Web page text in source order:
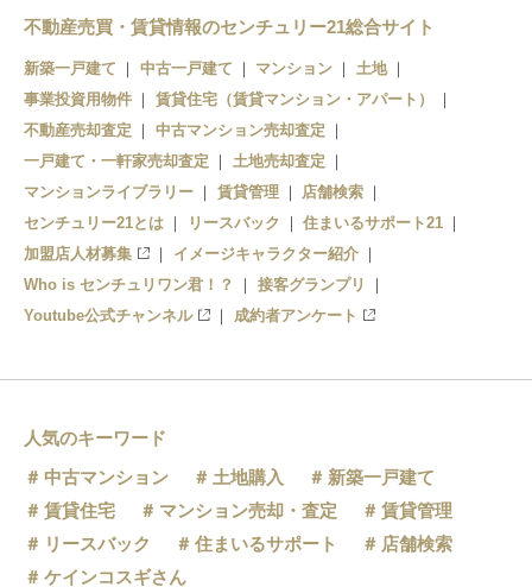
上北台
不動産売買・賃貸情報のセンチュリー21総合サイト
新築一戸建て 中古一戸建て マンション
土地
事業投資用物件
賃貸住宅（賃貸マンション・アパート）
不動産売却査定
中古マンション売却査定
一戸建て・一軒家売却査定
土地売却査定
マンションライブラリー
賃貸管理
店舗検索
センチュリー21とは
リースバック
住まいるサポート21
加盟店人材募集
イメージキャラクター紹介
Who is センチュリワン君！？
接客グランプリ
Youtube公式チャンネル
成約者アンケート
人気のキーワード
中古マンション
土地購入
新築一戸建て
賃貸住宅
マンション売却・査定
賃貸管理
リースバック
住まいるサポート
店舗検索
ケインコスギさん